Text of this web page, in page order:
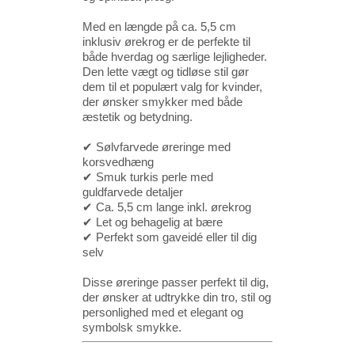
Med en længde på ca. 5,5 cm
inklusiv ørekrog er de perfekte til
både hverdag og særlige lejligheder.
Den lette vægt og tidløse stil gør
dem til et populært valg for kvinder,
der ønsker smykker med både
æstetik og betydning.
✔ Sølvfarvede øreringe med
korsvedhæng
✔ Smuk turkis perle med
guldfarvede detaljer
✔ Ca. 5,5 cm lange inkl. ørekrog
✔ Let og behagelig at bære
✔ Perfekt som gaveidé eller til dig
selv
Disse øreringe passer perfekt til dig,
der ønsker at udtrykke din tro, stil og
personlighed med et elegant og
symbolsk smykke.